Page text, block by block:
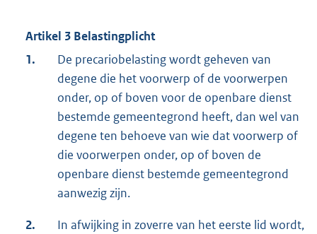
Artikel 3 Belastingplicht
1.
De precariobelasting wordt geheven van
degene die het voorwerp of de voorwerpen
onder, op of boven voor de openbare dienst
bestemde gemeentegrond heeft, dan wel van
degene ten behoeve van wie dat voorwerp of
die voorwerpen onder, op of boven de
openbare dienst bestemde gemeentegrond
aanwezig zijn.
2.
In afwijking in zoverre van het eerste lid wordt,